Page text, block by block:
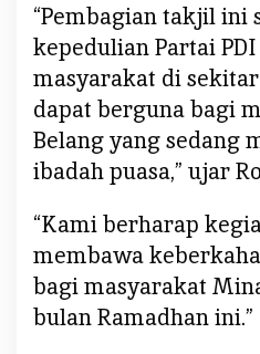
b
a
g
T
a
k
i
l
“Pembagian takjil ini
kepedulian Partai
masyarakat di
dapat berguna bagi
Belang yang sedang
ibadah puasa,” ujar
“Kami berharap
membawa
bagi masyarakat
bulan Ramadhan